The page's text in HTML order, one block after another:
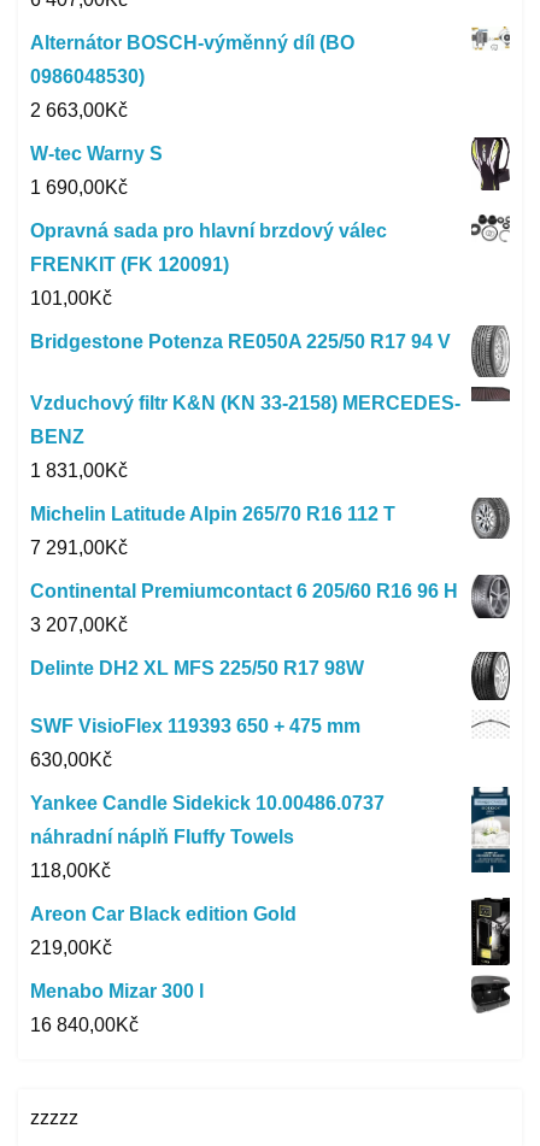
Alternátor BOSCH-výměnný díl (BO
0986048530)
2 663,00Kč
W-tec Warny S
1 690,00Kč
Opravná sada pro hlavní brzdový válec
FRENKIT (FK 120091)
101,00Kč
Bridgestone Potenza RE050A 225/50 R17 94 V
Vzduchový filtr K&N (KN 33-2158) MERCEDES-
BENZ
1 831,00Kč
Michelin Latitude Alpin 265/70 R16 112 T
7 291,00Kč
Continental Premiumcontact 6 205/60 R16 96 H
3 207,00Kč
Delinte DH2 XL MFS 225/50 R17 98W
SWF VisioFlex 119393 650 + 475 mm
630,00Kč
Yankee Candle Sidekick 10.00486.0737
náhradní náplň Fluffy Towels
118,00Kč
Areon Car Black edition Gold
219,00Kč
Menabo Mizar 300 l
16 840,00Kč
zzzzz